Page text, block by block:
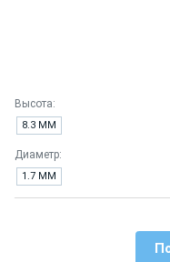
Высота:
8.3 ММ
Диаметр:
1.7 ММ